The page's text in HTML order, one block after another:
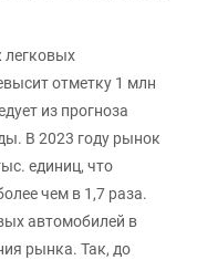
легковых
отметку 1 млн
из прогноза
В 2023 году рынок
единиц, что
чем в 1,7 раза.
автомобилей в
рынка. Так, до